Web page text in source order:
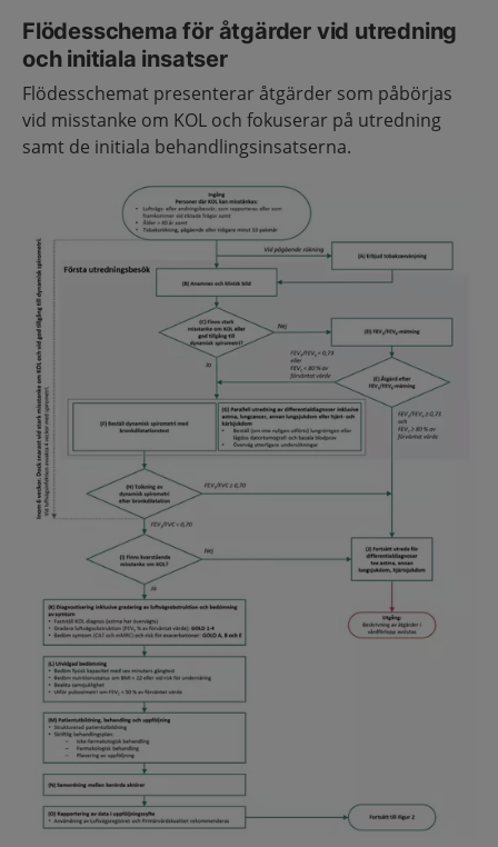
Flödesschema för åtgärder vid utredning
och initiala insatser
Flödesschemat presenterar åtgärder som påbörjas
vid misstanke om KOL och fokuserar på utredning
samt de initiala behandlingsinsatserna.